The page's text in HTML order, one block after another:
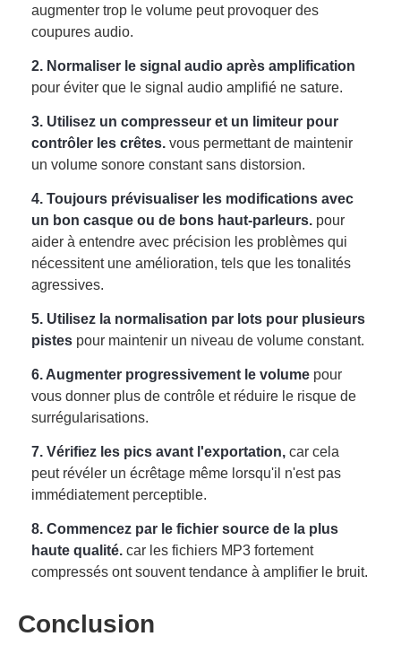
augmenter trop le volume peut provoquer des
coupures audio.
2. Normaliser le signal audio après amplification
pour éviter que le signal audio amplifié ne sature.
3. Utilisez un compresseur et un limiteur pour
contrôler les crêtes. vous permettant de maintenir
un volume sonore constant sans distorsion.
4. Toujours prévisualiser les modifications avec
un bon casque ou de bons haut-parleurs. pour
aider à entendre avec précision les problèmes qui
nécessitent une amélioration, tels que les tonalités
agressives.
5. Utilisez la normalisation par lots pour plusieurs
pistes pour maintenir un niveau de volume constant.
6. Augmenter progressivement le volume pour
vous donner plus de contrôle et réduire le risque de
surrégularisations.
7. Vérifiez les pics avant l'exportation, car cela
peut révéler un écrêtage même lorsqu'il n'est pas
immédiatement perceptible.
8. Commencez par le fichier source de la plus
haute qualité. car les fichiers MP3 fortement
compressés ont souvent tendance à amplifier le bruit.
Conclusion